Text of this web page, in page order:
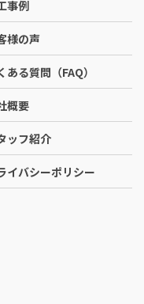
事例
様の声
ある質問（FAQ）
概要
ッフ紹介
イバシーポリシー